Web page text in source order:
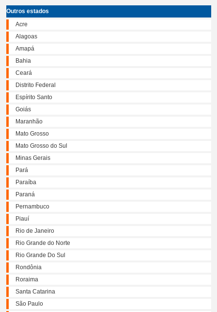
Outros estados
Acre
Alagoas
Amapá
Bahia
Ceará
Distrito Federal
Espírito Santo
Goiás
Maranhão
Mato Grosso
Mato Grosso do Sul
Minas Gerais
Pará
Paraíba
Paraná
Pernambuco
Piauí
Rio de Janeiro
Rio Grande do Norte
Rio Grande Do Sul
Rondônia
Roraima
Santa Catarina
São Paulo